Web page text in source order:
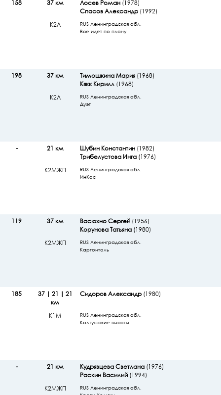
158 37 км
К2Л
Лосев Роман(1978)
Спасов Александр(1992)
RUS Ленинградская обл.
Все идет по плану
198 37 км
К2Л
Тимошкина Мария(1968)
Кякк Кирилл(1968)
RUS Ленинградская обл.
Дуэт
- 21 км
К2МЖП
Шубин Константин(1982)
Трибелустова Инга(1976)
RUS Ленинградская обл.
ИнКос
119 37 км
К2МЖП
Васюхно Сергей(1956)
Корунова Татьяна(1980)
RUS Ленинградская обл.
Картонтоль
185
37 | 21 | 21
км
К1М
Сидоров Александр(1980)
RUS Ленинградская обл.
Колтушские высоты
- 21 км
К2МЖП
Кудрявцева Светлана(1976)
Раскин Василий(1994)
RUS Ленинградская обл.